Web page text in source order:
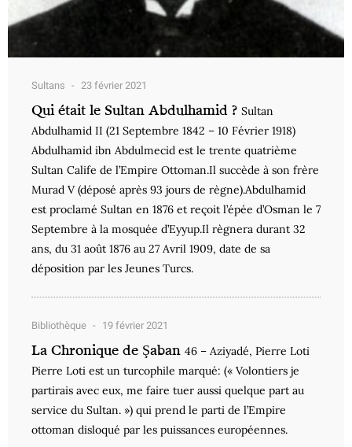
Sultans 23 février 2021
Qui était le Sultan Abdulhamid ? Sultan
Abdulhamid II (21 Septembre 1842 – 10 Février 1918)
Abdulhamid ibn Abdulmecid est le trente quatrième
Sultan Calife de l’Empire Ottoman.Il succède à son frère
Murad V (déposé après 93 jours de règne).Abdulhamid
est proclamé Sultan en 1876 et reçoit l’épée d’Osman le 7
Septembre à la mosquée d’Eyyup.Il règnera durant 32
ans, du 31 août 1876 au 27 Avril 1909, date de sa
déposition par les Jeunes Turcs.
Bibliothèque 19 février 2021
La Chronique de Şaban 46 – Aziyadé, Pierre Loti
Pierre Loti est un turcophile marqué: (« Volontiers je
partirais avec eux, me faire tuer aussi quelque part au
service du Sultan. ») qui prend le parti de l’Empire
ottoman disloqué par les puissances européennes.